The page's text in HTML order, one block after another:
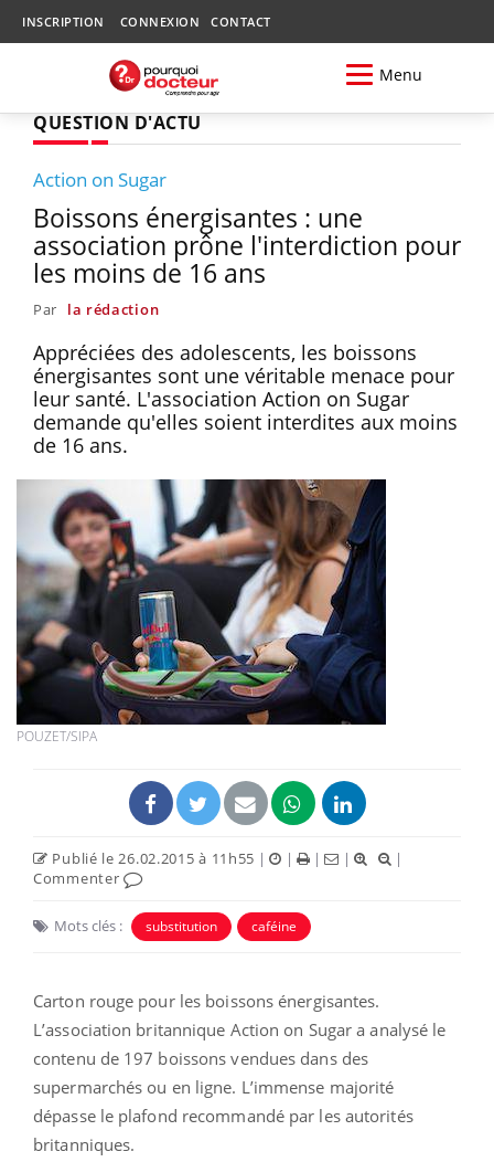
INSCRIPTION CONNEXION CONTACT
Menu
QUESTION D'ACTU
Action on Sugar
Boissons énergisantes : une
association prône l'interdiction pour
les moins de 16 ans
Par la rédaction
Appréciées des adolescents, les boissons
énergisantes sont une véritable menace pour
leur santé. L'association Action on Sugar
demande qu'elles soient interdites aux moins
de 16 ans.
POUZET/SIPA
Publié le 26.02.2015 à 11h55 | | | |
|
Commenter
Mots clés : substitution caféine
Carton rouge pour les boissons énergisantes.
L’association britannique Action on Sugar a analysé le
contenu de 197 boissons vendues dans des
supermarchés ou en ligne. L’immense majorité
dépasse le plafond recommandé par les autorités
britanniques.